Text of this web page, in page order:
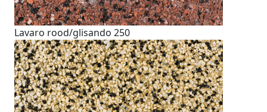
Lavaro rood/glisando 250